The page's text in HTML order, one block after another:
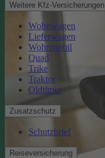
Weitere Kfz-Versicherungen
Wohnwagen
Lieferwagen
Wohnmobil
Quad
Trike
Traktor
Oldtimer
Zusatzschutz
Schutzbrief
Reiseversicherung